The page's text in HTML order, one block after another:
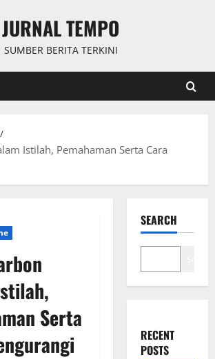
JURNAL TEMPO
SUMBER BERITA TERKINI
Istilah, Pemahaman Serta Cara
Serta
SEARCH
RECENT
POSTS